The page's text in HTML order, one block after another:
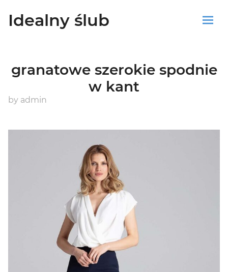
Idealny ślub
Blog
Koszyk
granatowe szerokie spodnie
w kant
by admin